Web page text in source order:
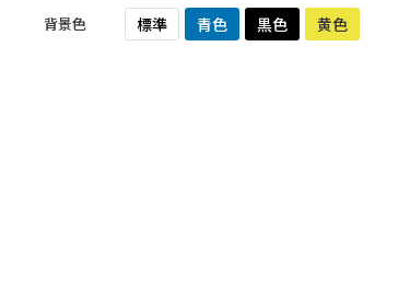
背景色 標準 青色 黒色 黄色